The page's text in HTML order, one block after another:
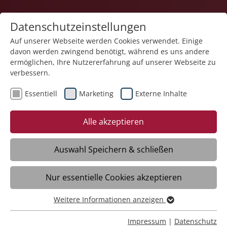
Quartiersarbeit
Lebensräume für Jung und Alt
Meckenbeuren >
Datenschutzeinstellungen
Auf unserer Webseite werden Cookies verwendet. Einige
davon werden zwingend benötigt, während es uns andere
ermöglichen, Ihre Nutzererfahrung auf unserer Webseite zu
verbessern.
Essentiell Marketing Externe Inhalte
Alle akzeptieren
Auswahl Speichern & schließen
Nur essentielle Cookies akzeptieren
Essentiell
Essentielle Cookies werden für grundlegende Funktionen
Weitere Informationen anzeigen
Impressum | Datenschutz